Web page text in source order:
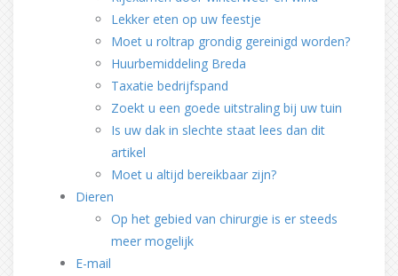
Lekker eten op uw feestje
Moet u roltrap grondig gereinigd worden?
Huurbemiddeling Breda
Taxatie bedrijfspand
Zoekt u een goede uitstraling bij uw tuin
Is uw dak in slechte staat lees dan dit
artikel
Moet u altijd bereikbaar zijn?
Dieren
Op het gebied van chirurgie is er steeds
meer mogelijk
E-mail